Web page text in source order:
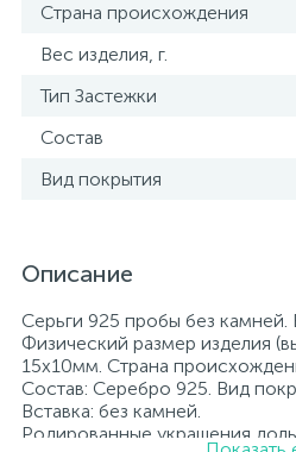
Страна происхождения
Вес изделия, г.
Тип Застежки
Состав
Вид покрытия
Описание
Серьги 925 пробы без камней.
Физический размер изделия
15х10мм. Страна
Состав: Серебро 925. Вид
Вставка: без камней.
Родированные украшения